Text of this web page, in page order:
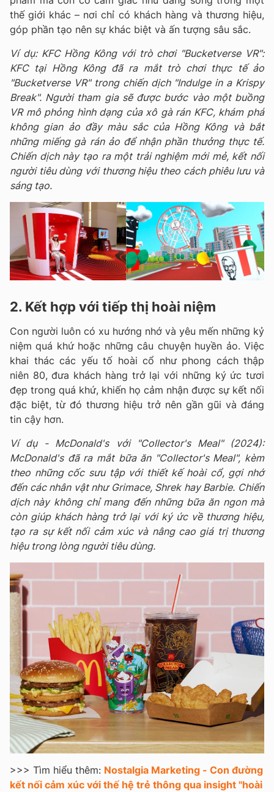
thế giới khác – nơi chỉ có khách hàng và thương hiệu,
góp phần tạo nên sự khác biệt và ấn tượng sâu sắc.
Ví dụ: KFC Hồng Kông với trò chơi "Bucketverse VR":
KFC tại Hồng Kông đã ra mắt trò chơi thực tế ảo
"Bucketverse VR" trong chiến dịch "Indulge in a Krispy
Break". Người tham gia sẽ được bước vào một buồng
VR mô phỏng hình dạng của xô gà rán KFC, khám phá
không gian ảo đầy màu sắc của Hồng Kông và bắt
những miếng gà rán ảo để nhận phần thưởng thực tế.
Chiến dịch này tạo ra một trải nghiệm mới mẻ, kết nối
người tiêu dùng với thương hiệu theo cách phiêu lưu và
sáng tạo.
2. Kết hợp với tiếp thị hoài niệm
Con người luôn có xu hướng nhớ và yêu mến những kỷ
niệm quá khứ hoặc những câu chuyện huyền ảo. Việc
khai thác các yếu tố hoài cổ như phong cách thập
niên 80, đưa khách hàng trở lại với những ký ức tươi
đẹp trong quá khứ, khiến họ cảm nhận được sự kết nối
đặc biệt, từ đó thương hiệu trở nên gần gũi và đáng
tin cậy hơn.
Ví dụ - McDonald's với "Collector's Meal" (2024):
McDonald's đã ra mắt bữa ăn "Collector's Meal", kèm
theo những cốc sưu tập với thiết kế hoài cổ, gợi nhớ
đến các nhân vật như Grimace, Shrek hay Barbie. Chiến
dịch này không chỉ mang đến những bữa ăn ngon mà
còn giúp khách hàng trở lại với ký ức về thương hiệu,
tạo ra sự kết nối cảm xúc và nâng cao giá trị thương
hiệu trong lòng người tiêu dùng.
>>> Tìm hiểu thêm: Nostalgia Marketing - Con đường
kết nối cảm xúc với thế hệ trẻ thông qua insight "hoài